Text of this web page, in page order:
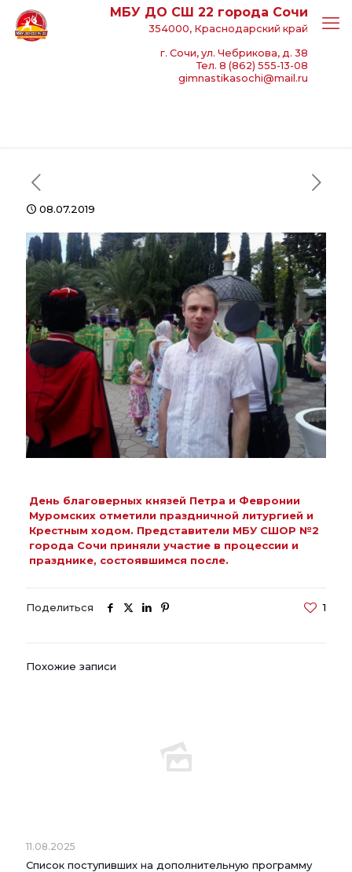
МБУ ДО СШ 22 города Сочи
354000, Краснодарский край
г. Сочи, ул. Чебрикова, д. 38
Тел. 8 (862) 555-13-08
gimnastikasochi@mail.ru
08.07.2019
День благоверных князей Петра и Февронии
Муромских отметили праздничной литургией и
Крестным ходом. Представители МБУ СШОР №2
города Сочи приняли участие в процессии и
празднике, состоявшимся после.
Поделиться 1
Похожие записи
11.08.2025
Список поступивших на дополнительную программу